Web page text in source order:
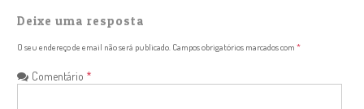
Deixe uma resposta
O seu endereço de email não será publicado. Campos obrigatórios marcados com *
Comentário *